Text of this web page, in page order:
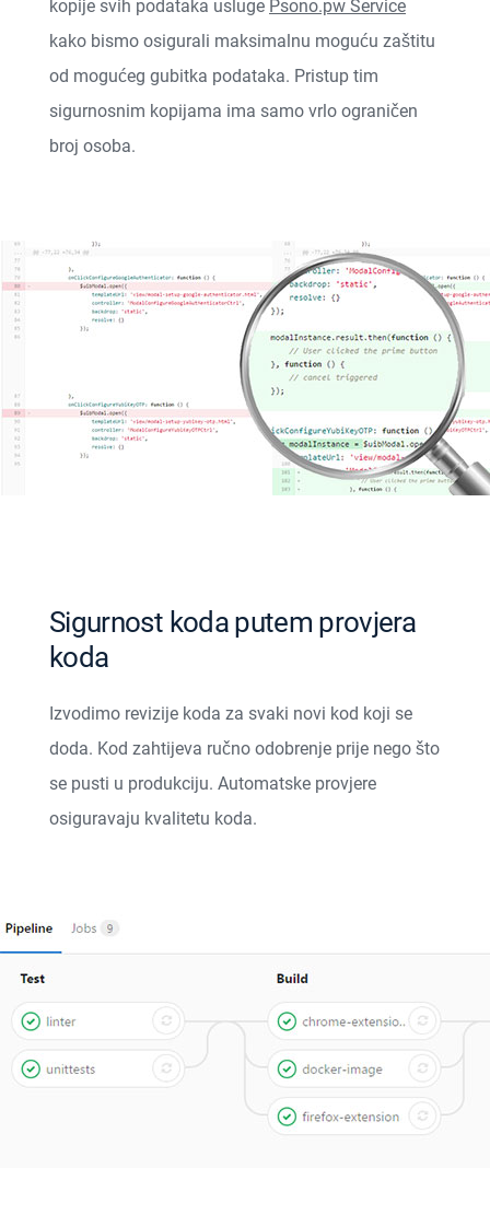
kopije svih podataka usluge Psono.pw Service
kako bismo osigurali maksimalnu moguću zaštitu
od mogućeg gubitka podataka. Pristup tim
sigurnosnim kopijama ima samo vrlo ograničen
broj osoba.
Sigurnost koda putem provjera
koda
Izvodimo revizije koda za svaki novi kod koji se
doda. Kod zahtijeva ručno odobrenje prije nego što
se pusti u produkciju. Automatske provjere
osiguravaju kvalitetu koda.